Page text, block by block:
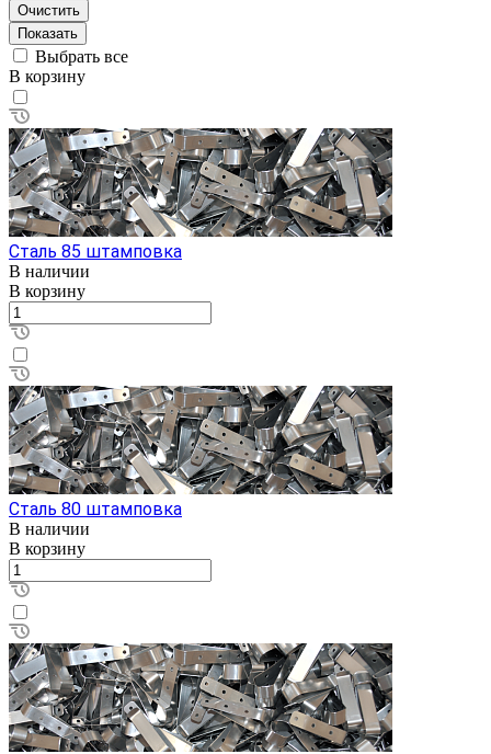
Очистить
Выбрать все
В корзину
Сталь 85 штамповка
В наличии
В корзину
Сталь 80 штамповка
В наличии
В корзину